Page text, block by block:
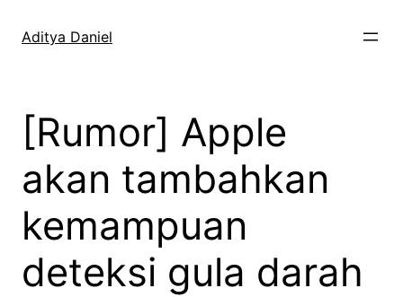
Aditya Daniel
[Rumor] Apple
akan tambahkan
kemampuan
deteksi gula darah